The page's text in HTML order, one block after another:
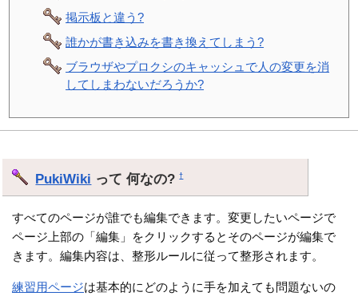
掲示板と違う?
誰かが書き込みを書き換えてしまう?
ブラウザやプロクシのキャッシュで人の変更を消
してしまわないだろうか?
PukiWiki って 何なの?†
すべてのページが誰でも編集できます。変更したいページで
ページ上部の「編集」をクリックするとそのページが編集で
きます。編集内容は、整形ルールに従って整形されます。
練習用ページは基本的にどのように手を加えても問題ないの